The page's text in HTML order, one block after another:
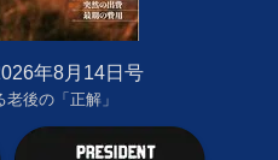
年8月14日号
後の「正解」